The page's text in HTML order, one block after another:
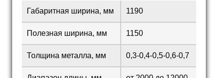
Габаритная ширина, мм 1190
Полезная ширина, мм 1150
Толщина металла, мм 0,3-0,4-0,5-0,6-0,7